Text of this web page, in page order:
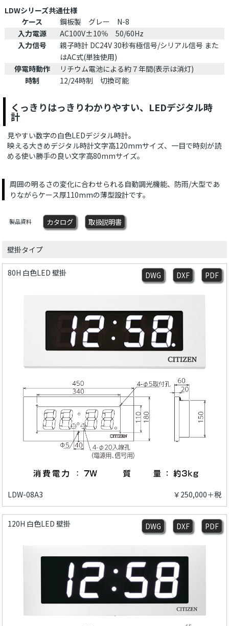
LDWシリーズ共通仕様
ケース
鋼板製 グレー N-8
入力電源
AC100V±10％ 50/60Hz
入力信号
親子時計 DC24V 30秒有極信号/シリアル信号 また
はAC式(単独使用)
停電時動作
リチウム電池による約７年間(表示は消灯)
時制
12/24時制 切換可能
くっきりはっきりわかりやすい、LEDデジタル時
計
見やすい数字の白色LEDデジタル時計。
映える大きめデジタル時計文字高120mmサイズ、一目で時刻が読
める使い勝手の良い文字高80mmサイズ。
周囲の明るさの変化に合わせられる自動調光機能、防雨/大型であ
りながらケース厚110mmの薄型設計です。
製品資料 カタログ 取扱説明書
壁掛タイプ
80H 白色LED 壁掛 DWG DXF PDF
LDW-08A3 ￥250,000＋税
120H 白色LED 壁掛 DWG DXF PDF